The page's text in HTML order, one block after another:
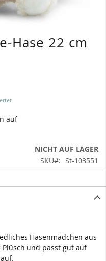
Hase 22 cm
auf
NICHT AUF LAGER
SKU
St-103551
Hasenmädchen aus
und passt gut auf